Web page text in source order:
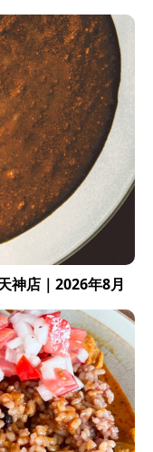
神店｜2026年8月